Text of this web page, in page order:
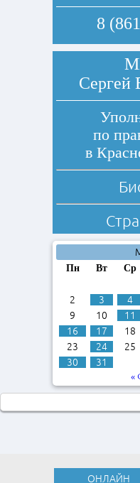
8
Сергей
по
в
Пн Вт Ср
2
3 4
9
10 11
16
17 18
23
24 25
30
31
«
ОНЛАЙН